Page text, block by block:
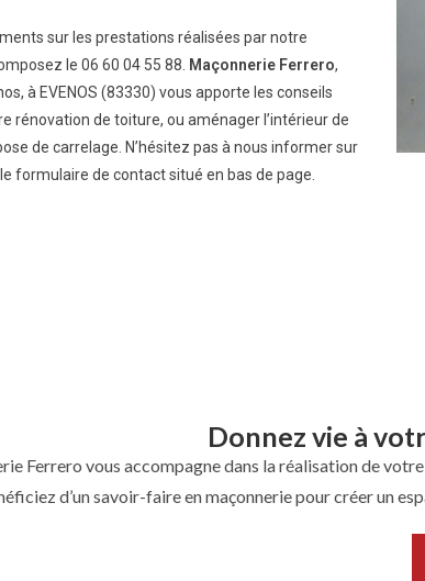
sur les prestations réalisées par notre
le 06 60 04 55 88. Maçonnerie Ferrero,
à EVENOS (83330) vous apporte les conseils
rénovation de toiture, ou aménager l’intérieur de
de carrelage. N’hésitez pas à nous informer sur
formulaire de contact situé en bas de page.
Donnez vie à
Ferrero vous accompagne dans la réalisation de
d’un savoir-faire en maçonnerie pour créer un